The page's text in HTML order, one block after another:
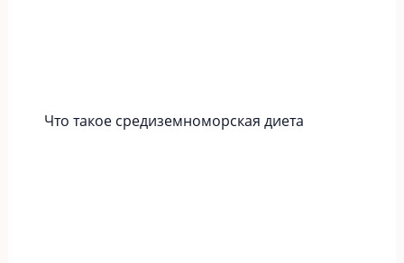
Что такое средиземноморская диета